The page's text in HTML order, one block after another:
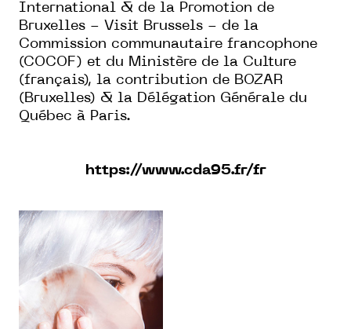
International & de la Promotion de
Bruxelles - Visit Brussels - de la
Commission communautaire francophone
(COCOF) et du Ministère de la Culture
(français), la contribution de BOZAR
(Bruxelles) & la Délégation Générale du
Québec à Paris.
https://www.cda95.fr/fr